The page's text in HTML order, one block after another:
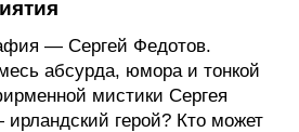
— Сергей Федотов.
абсурда, юмора и тонкой
мистики Сергея
герой? Кто может